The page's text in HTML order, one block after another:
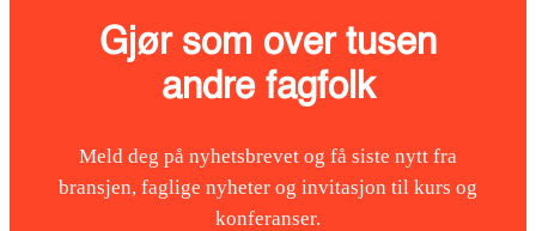
Gjør som over tusen
andre fagfolk
Meld deg på nyhetsbrevet og få siste nytt fra
bransjen, faglige nyheter og invitasjon til kurs og
konferanser.